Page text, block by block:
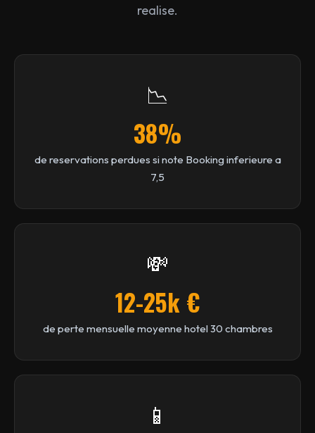
realise.
📉
38%
de reservations perdues si note Booking inferieure a
7,5
💸
12-25k €
de perte mensuelle moyenne hotel 30 chambres
📱